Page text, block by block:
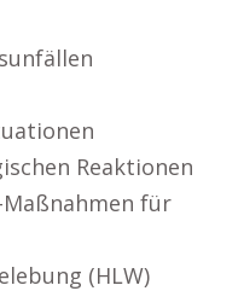
Reaktionen
für
(HLW)